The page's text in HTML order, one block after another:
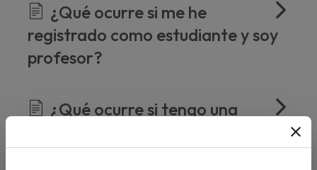
¿Qué ocurre si me he
registrado como estudiante y soy
profesor?
¿Qué ocurre si tengo una
acceder?